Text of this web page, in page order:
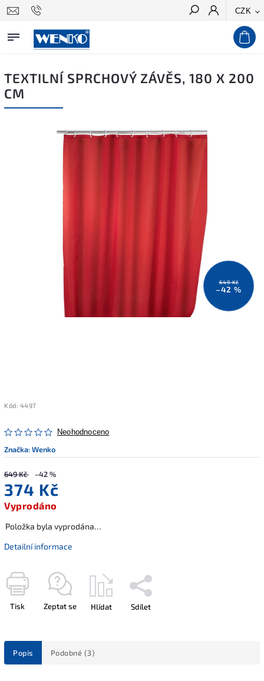
CZK
Hledat
TEXTILNÍ SPRCHOVÝ ZÁVĚS, 180 X 200
CM
649 Kč
–42 %
Kód: 4497
Neohodnoceno
Značka:Wenko
649 Kč –42 %
374 Kč
Vyprodáno
Položka byla vyprodána…
Detailní informace
Tisk Zeptat se Hlídat Sdílet
Popis Podobné (3)